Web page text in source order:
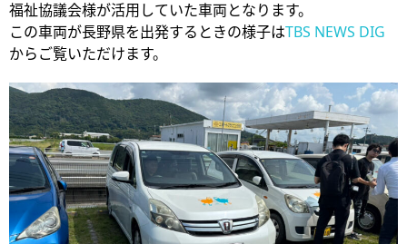
福祉協議会様が活用していた車両となります。
この車両が長野県を出発するときの様子はTBS NEWS DIG
からご覧いただけます。